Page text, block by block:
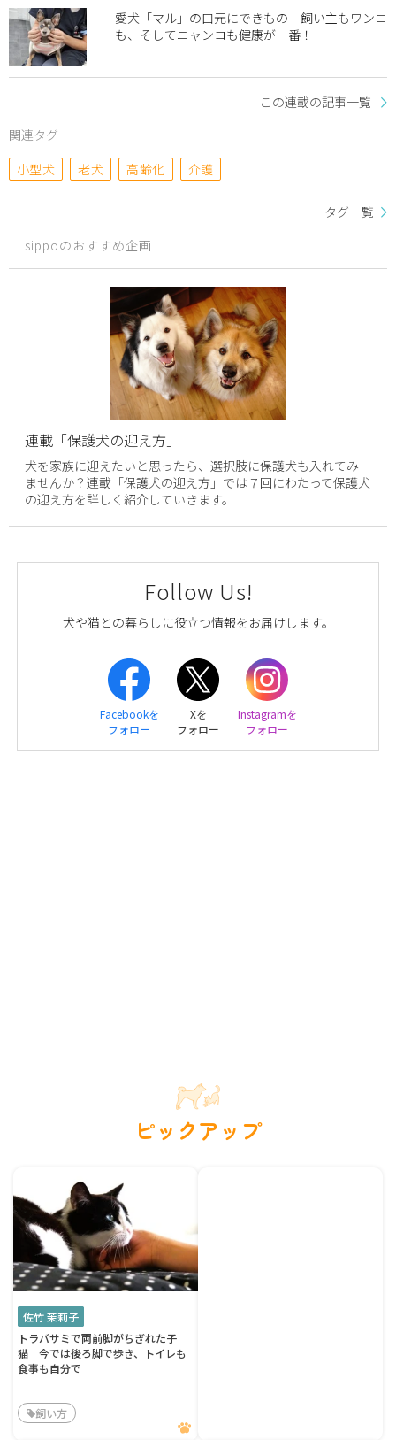
愛犬「マル」の口元にできもの 飼い主もワンコ
も、そしてニャンコも健康が一番！
この連載の記事一覧
関連タグ
小型犬
老犬 高齢化 介護
タグ一覧
sippoのおすすめ企画
連載「保護犬の迎え方」
犬を家族に迎えたいと思ったら、選択肢に保護犬も入れてみ
ませんか？連載「保護犬の迎え方」では７回にわたって保護犬
の迎え方を詳しく紹介していきます。
Follow Us!
犬や猫との暮らしに役立つ情報をお届けします。
Facebookを
フォロー
Xを
フォロー
Instagramを
フォロー
ピックアップ
佐竹 茉莉子
トラバサミで両前脚がちぎれた子
猫 今では後ろ脚で歩き、トイレも
食事も自分で
飼い方